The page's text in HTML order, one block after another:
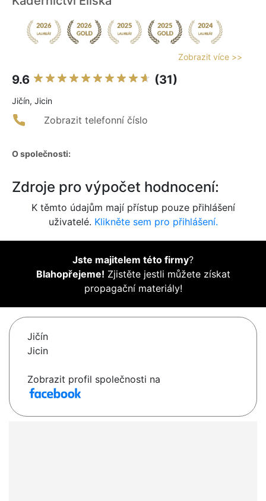
Zobrazit více >>
9.6 (31)
Jičín, Jicin
Zobrazit telefonní číslo
O společnosti:
Zdroje pro výpočet hodnocení:
K těmto údajům mají přístup pouze přihlášení
uživatelé. Klikněte sem pro přihlášení.
Jste majitelem této firmy?
Blahopřejeme! Zjistěte jestli můžete získat
propagační materiály!
Jičín
Jicin
Zobrazit profil společnosti na